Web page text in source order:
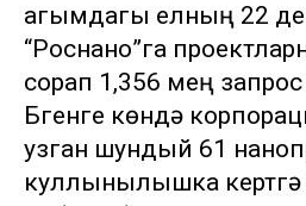
агымдагы елның 22
“Роснано”га
сорап 1,356 мең
Бүгенге көндә
узган шундый 61
куллынылышка